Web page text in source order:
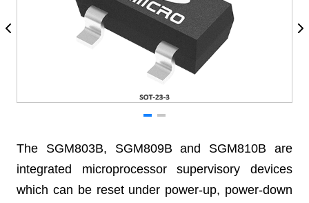
The SGM803B, SGM809B and SGM810B are
integrated microprocessor supervisory devices
which can be reset under power-up, power-down